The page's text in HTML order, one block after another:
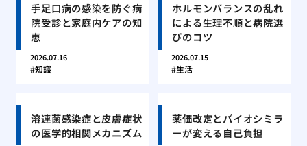
手足口病の感染を防ぐ病
院受診と家庭内ケアの知
恵
2026.07.16
知識
ホルモンバランスの乱れ
による生理不順と病院選
びのコツ
2026.07.15
生活
溶連菌感染症と皮膚症状
の医学的相関メカニズム
薬価改定とバイオシミラ
ーが変える自己負担